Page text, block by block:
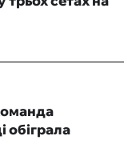
обіграла